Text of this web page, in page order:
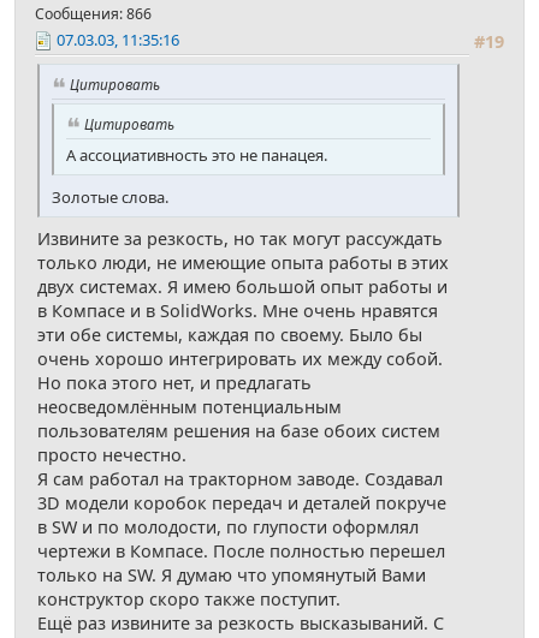
Сообщения: 866
#19
07.03.03, 11:35:16
Цитировать
Цитировать
А ассоциативность это не панацея.
Золотые слова.
Извините за резкость, но так могут рассуждать
только люди, не имеющие опыта работы в этих
двух системах. Я имею большой опыт работы и
в Компасе и в SolidWorks. Мне очень нравятся
эти обе системы, каждая по своему. Было бы
очень хорошо интегрировать их между собой.
Но пока этого нет, и предлагать
неосведомлённым потенциальным
пользователям решения на базе обоих систем
просто нечестно.
Я сам работал на тракторном заводе. Создавал
3D модели коробок передач и деталей покруче
в SW и по молодости, по глупости оформлял
чертежи в Компасе. После полностью перешел
только на SW. Я думаю что упомянутый Вами
конструктор скоро также поступит.
Ещё раз извините за резкость высказываний. С